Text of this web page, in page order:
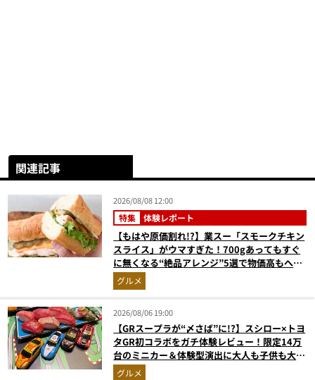
関連記事
2026/08/08 12:00
特集 体験レポート
【もはや原価割れ!?】業スー「スモークチキン
スライス」がウマすぎた！700gあってもすぐ
に無くなる“絶品アレンジ”5選で物価高もへっ
ちゃら
グルメ
2026/08/06 19:00
【GRスープラが“〆さば”に!?】スシロー×トヨ
タGR初コラボをガチ体験レビュー！限定14万
台のミニカー＆体験型演出に大人も子供も大興
奮間違いなし
グルメ